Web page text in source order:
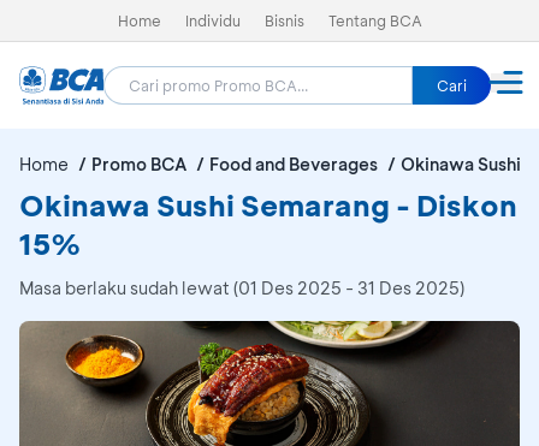
Home Individu Bisnis Tentang BCA
Cari
Home Promo BCA Food and Beverages Okinawa Sushi
Okinawa Sushi Semarang - Diskon
15%
Masa berlaku sudah lewat (01 Des 2025 - 31 Des 2025)